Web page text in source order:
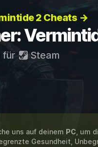
2 Cheats →
für Steam
uns auf deinem PC , um
Gesundheit,